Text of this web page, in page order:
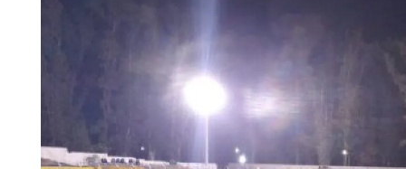
MINISTERIO DEL
ABRE LLAMADO PARA
CUBRIR 223 CARGOS
OPERADOR
PENITENCIARIO